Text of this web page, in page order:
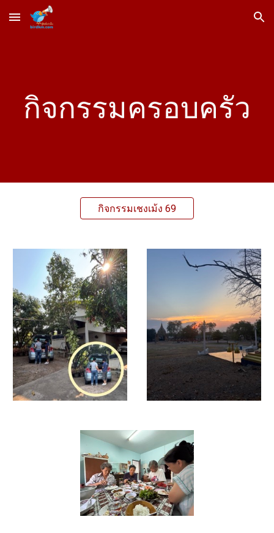
Skip to main content Skip to navigation
กิจกรรมครอบครัว
กิจกรรมเชงเม้ง 69